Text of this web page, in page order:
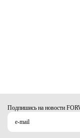
Подпишись на новости